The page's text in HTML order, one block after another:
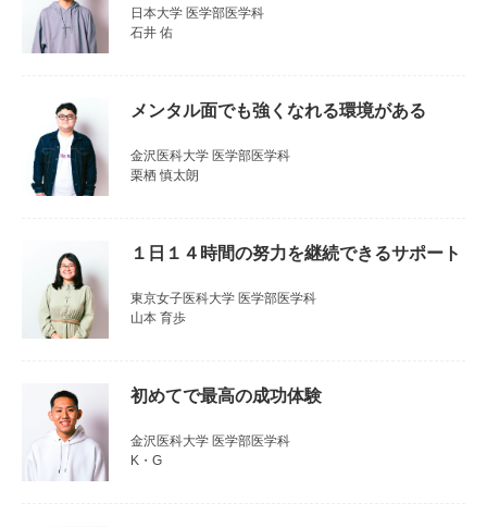
日本大学 医学部医学科
石井 佑
メンタル面でも強くなれる環境がある
金沢医科大学 医学部医学科
栗栖 慎太朗
１日１４時間の努力を継続できるサポート
東京女子医科大学 医学部医学科
山本 育歩
初めてで最高の成功体験
金沢医科大学 医学部医学科
K・G